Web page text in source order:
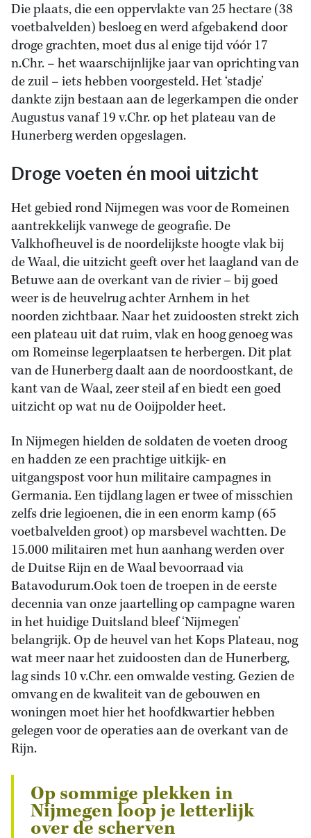
Die plaats, die een oppervlakte van 25 hectare (38
voetbalvelden) besloeg en werd afgebakend door
droge grachten, moet dus al enige tijd vóór 17
n.Chr. – het waarschijnlijke jaar van oprichting van
de zuil – iets hebben voorgesteld. Het ‘stadje’
dankte zijn bestaan aan de legerkampen die onder
Augustus vanaf 19 v.Chr. op het plateau van de
Hunerberg werden opgeslagen.
Droge voeten én mooi uitzicht
Het gebied rond Nijmegen was voor de Romeinen
aantrekkelijk vanwege de geografie. De
Valkhofheuvel is de noordelijkste hoogte vlak bij
de Waal, die uitzicht geeft over het laagland van de
Betuwe aan de overkant van de rivier – bij goed
weer is de heuvelrug achter Arnhem in het
noorden zichtbaar. Naar het zuidoosten strekt zich
een plateau uit dat ruim, vlak en hoog genoeg was
om Romeinse legerplaatsen te herbergen. Dit plat
van de Hunerberg daalt aan de noordoostkant, de
kant van de Waal, zeer steil af en biedt een goed
uitzicht op wat nu de Ooijpolder heet.
In Nijmegen hielden de soldaten de voeten droog
en hadden ze een prachtige uitkijk- en
uitgangspost voor hun militaire campagnes in
Germania. Een tijdlang lagen er twee of misschien
zelfs drie legioenen, die in een enorm kamp (65
voetbalvelden groot) op marsbevel wachtten. De
15.000 militairen met hun aanhang werden over
de Duitse Rijn en de Waal bevoorraad via
Batavodurum.Ook toen de troepen in de eerste
decennia van onze jaartelling op campagne waren
in het huidige Duitsland bleef ‘Nijmegen’
belangrijk. Op de heuvel van het Kops Plateau, nog
wat meer naar het zuidoosten dan de Hunerberg,
lag sinds 10 v.Chr. een omwalde vesting. Gezien de
omvang en de kwaliteit van de gebouwen en
woningen moet hier het hoofdkwartier hebben
gelegen voor de operaties aan de overkant van de
Rijn.
Op sommige plekken in
Nijmegen loop je letterlijk
over de scherven